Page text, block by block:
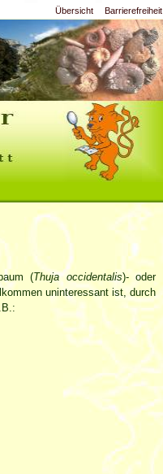
Übersicht Barrierefreiheit
(Thuja occidentalis)- oder
uninteressant ist, durch